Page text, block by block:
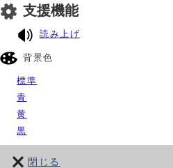
支援機能
読み上げ
背景色
標準
青
黄
黒
閉じる